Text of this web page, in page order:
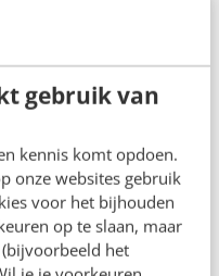
gebruik van
kennis komt opdoen.
onze websites gebruik
voor het bijhouden
op te slaan, maar
het